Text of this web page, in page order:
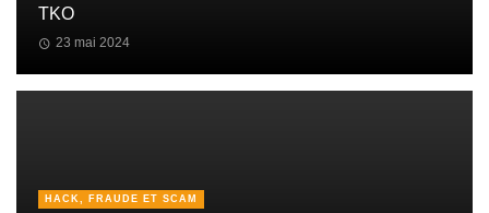
TKO
23 mai 2024
HACK, FRAUDE ET SCAM